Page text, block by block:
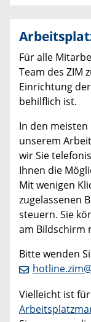
Für alle
Team des ZIM
Einrichtung
behilflich ist.
In den
unserem
wir Sie
Ihnen die
Mit wenigen
zugelassenen
steuern. Sie
am Bildschirm
Bitte wenden
Vielleicht ist